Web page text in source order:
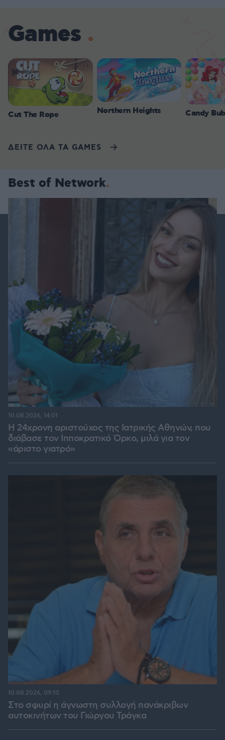
Games
Cut The Rope Northern Heights Candy
ΔΕΙΤΕ ΟΛΑ ΤΑ GAMES
Best of Network
Η 24χρονη αριστούχος της Ιατρικής Αθηνών, που
διάβασε τον Ιπποκρατικό Όρκο, μιλά για τον
«άριστο γιατρό»
10.08.2026, 14:01
Στο σφυρί η άγνωστη συλλογή πανάκριβων
αυτοκινήτων του Γιώργου Τράγκα
10.08.2026, 09:10